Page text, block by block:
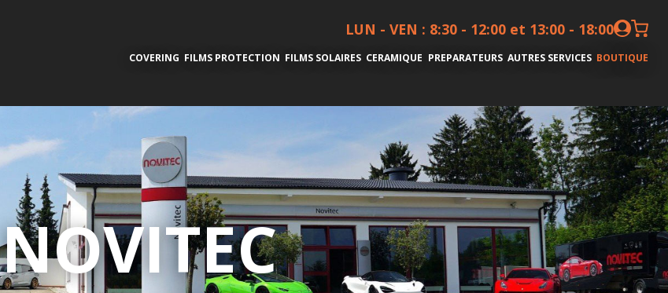
LUN - VEN : 8:30 - 12:00 et 13:00 - 18:00
COVERING FILMS PROTECTION FILMS SOLAIRES CERAMIQUE PREPARATEURS AUTRES SERVICES BOUTIQUE
NOVITEC